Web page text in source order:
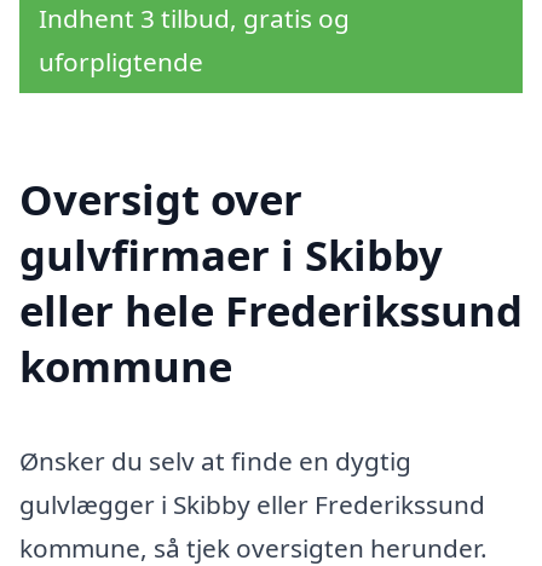
Indhent 3 tilbud, gratis og
uforpligtende
Oversigt over
gulvfirmaer i Skibby
eller hele Frederikssund
kommune
Ønsker du selv at finde en dygtig
gulvlægger i Skibby eller Frederikssund
kommune, så tjek oversigten herunder.